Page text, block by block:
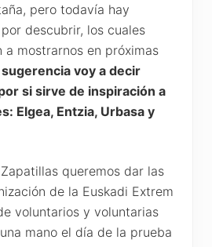
pero todavía hay
descubrir, los cuales
a mostrarnos en próximas
voy a decir
si sirve de inspiración a
Elgea, Entzia, Urbasa y
queremos dar las
de la Euskadi Extrem
voluntarios y voluntarias
mano el día de la prueba